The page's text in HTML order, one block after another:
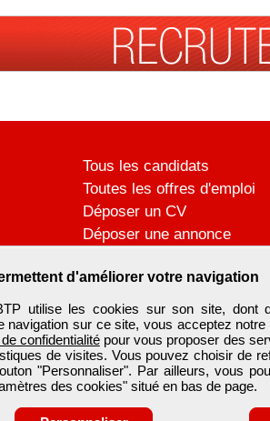
d'améliorer votre navigation
utilise les cookies sur son site, dont
navigation sur ce site, vous acceptez
confidentialitépour vous proposer des
de visites. Vous pouvez choisir de
"Personnaliser". Par ailleurs, vous
des cookies" situé en bas de page.
Tous les candidats
Toutes les offres d'emploi
Déposer un CV
Déposer une annonce